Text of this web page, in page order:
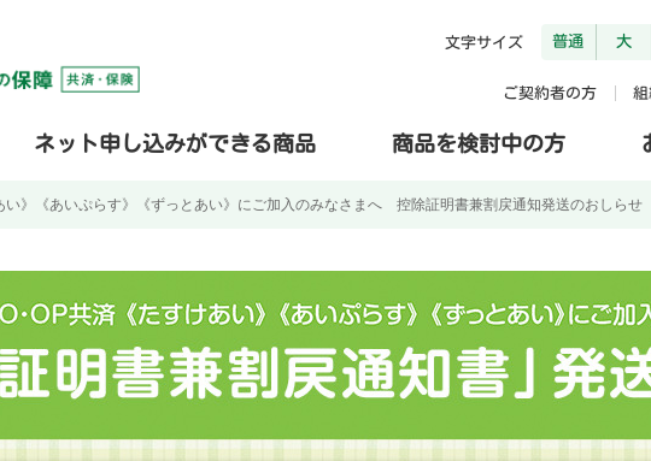
文字サイズ 普通 大
ご契約者の方 組
ネット申し込みができる商品 商品を検討中の方
い》《あいぷらす》《ずっとあい》にご加入のみなさまへ 控除証明書兼割戻通知発送のおしらせ